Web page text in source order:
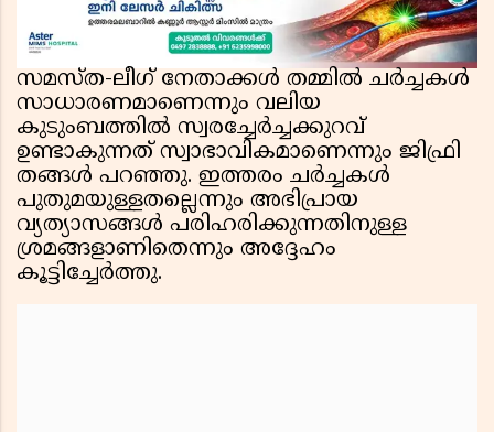
സമസ്ത-ലീഗ് നേതാക്കൾ തമ്മിൽ ചർച്ചകൾ
സാധാരണമാണെന്നും വലിയ
കുടുംബത്തിൽ സ്വരച്ചേർച്ചക്കുറവ്
ഉണ്ടാകുന്നത് സ്വാഭാവികമാണെന്നും ജിഫ്രി
തങ്ങൾ പറഞ്ഞു. ഇത്തരം ചർച്ചകൾ
പുതുമയുള്ളതല്ലെന്നും അഭിപ്രായ
വ്യത്യാസങ്ങൾ പരിഹരിക്കുന്നതിനുള്ള
ശ്രമങ്ങളാണിതെന്നും അദ്ദേഹം
കൂട്ടിച്ചേർത്തു.